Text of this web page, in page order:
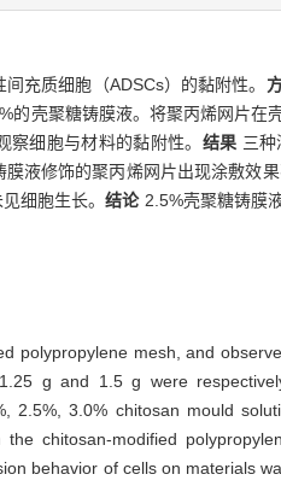
充质细胞（ADSCs）的黏附性。
壳聚糖铸膜液。将聚丙烯网片
细胞与材料的黏附性。 结果 三
液修饰的聚丙烯网片出现涂敷效
细胞生长。结论 2.5%壳聚糖铸膜
polypropylene mesh, and
g and 1.5 g were
2.5%, 3.0% chitosan mould
chitosan-modified
behavior of cells on materials